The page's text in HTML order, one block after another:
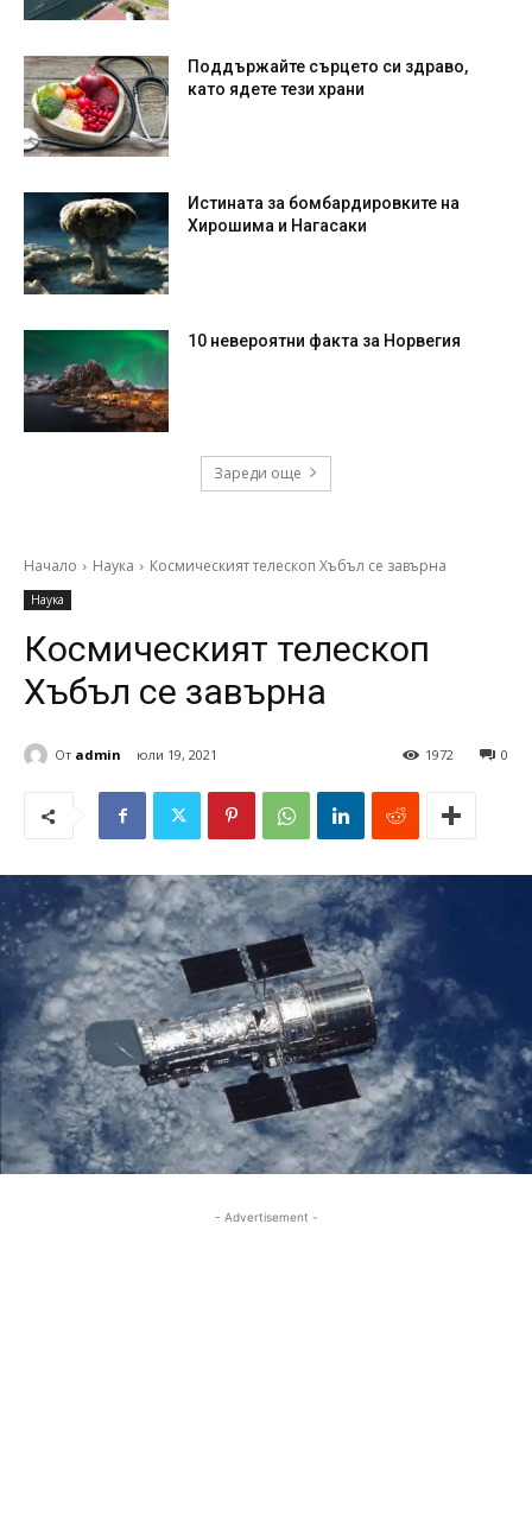
Поддържайте сърцето си здраво,
като ядете тези храни
Истината за бомбардировките на
Хирошима и Нагасаки
10 невероятни факта за Норвегия
Зареди още